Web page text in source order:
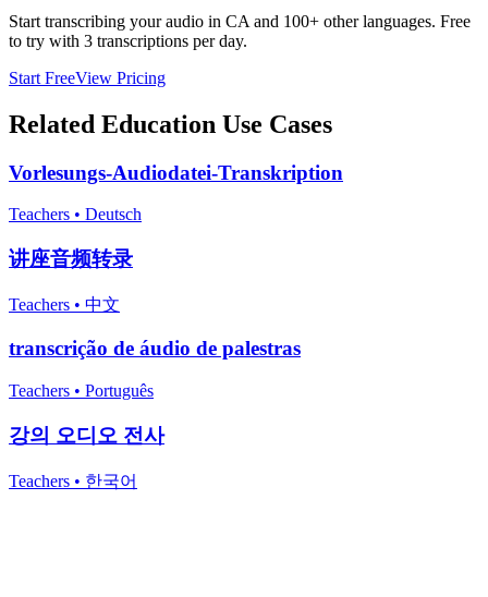
Start transcribing your audio in CA and 100+ other languages. Free
to try with 3 transcriptions per day.
Start FreeView Pricing
Related Education Use Cases
Vorlesungs-Audiodatei-Transkription
Teachers • Deutsch
讲座音频转录
Teachers • 中文
transcrição de áudio de palestras
Teachers • Português
강의 오디오 전사
Teachers • 한국어